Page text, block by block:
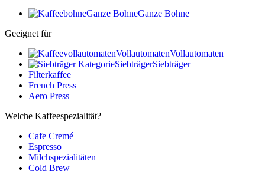
Ganze BohneGanze Bohne
Geeignet für
VollautomatenVollautomaten
SiebträgerSiebträger
Filterkaffee
French Press
Aero Press
Welche Kaffeespezialität?
Cafe Cremé
Espresso
Milchspezialitäten
Cold Brew